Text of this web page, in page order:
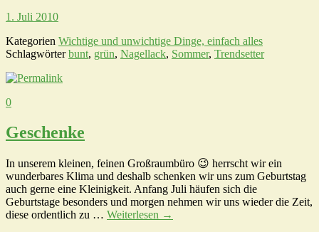
1. Juli 2010
Kategorien Wichtige und unwichtige Dinge, einfach alles
Schlagwörterbunt, grün, Nagellack, Sommer, Trendsetter
0
Geschenke
In unserem kleinen, feinen Großraumbüro 😉 herrscht wir ein
wunderbares Klima und deshalb schenken wir uns zum Geburtstag
auch gerne eine Kleinigkeit. Anfang Juli häufen sich die
Geburtstage besonders und morgen nehmen wir uns wieder die Zeit,
diese ordentlich zu … Weiterlesen →